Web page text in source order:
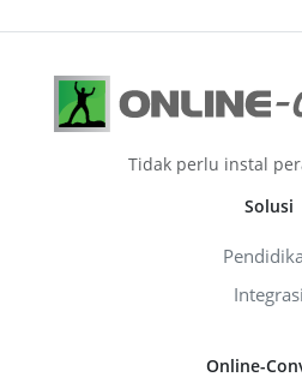
Tidak perlu instal
Solusi
Integrasi
Online-